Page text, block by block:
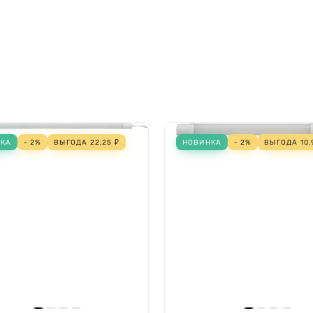
LED-драйвер (блок
- 2% ВЫГОДА 22,25 ₽ НОВИНКА - 2% ВЫГОДА